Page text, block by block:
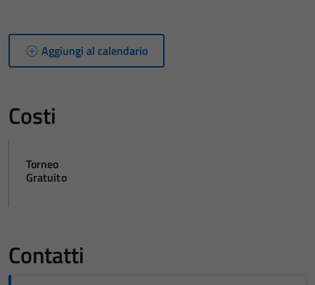
Aggiungi al calendario
Costi
Torneo
Gratuito
Contatti